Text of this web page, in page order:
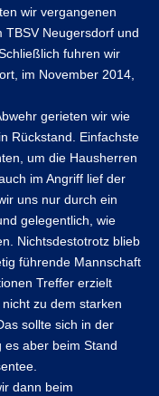
wir vergangenen
Neugersdorf und
fuhren wir
im November 2014,
gerieten wir wie
Rückstand. Einfachste
um die Hausherren
im Angriff lief der
uns nur durch ein
gelegentlich, wie
Nichtsdestotrotz blieb
führende Mannschaft
Treffer erzielt
zu dem starken
sollte sich in der
es aber beim Stand
dann beim